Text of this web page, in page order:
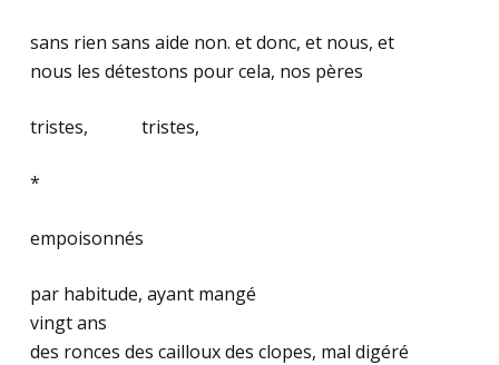
sans rien sans aide non. et donc, et nous, et
nous les détestons pour cela, nos pères
tristes, tristes,
*
empoisonnés
par habitude, ayant mangé
vingt ans
des ronces des cailloux des clopes, mal digéré